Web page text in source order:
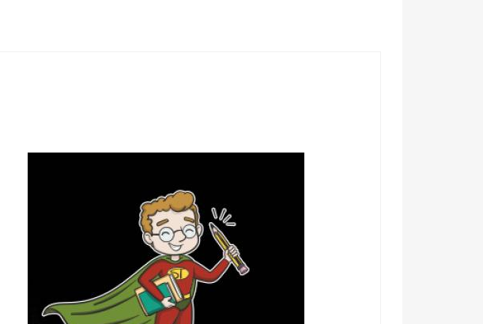
ktorý sa vzdúva ako pri záchrannej misii. Na hrudi mu svieti zlaté „S" –
v druhej triumfálne drží ceruzku, ktorá mu svieti ako maják. Celý motív
svojmu obľúbenému pedagógovi a dopraj mu motív, ktorý ho